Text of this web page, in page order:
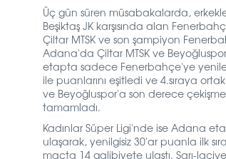
Üç gün süren müsabakalarda,
Beşiktaş JK karşısında alan
Çiltar MTSK ve son şampiyon
Adana'da Çiltar MTSK ve
etapta sadece Fenerbahçe'ye
ile puanlarını eşitledi ve 4.sıraya
ve Beyoğluspor'a son derece
tamamladı.
Kadınlar Süper Ligi'nde ise Adana
ulaşarak, yenilgisiz 30'ar puanla ilk
maçta 14 galibiyete ulaştı. Sarı-